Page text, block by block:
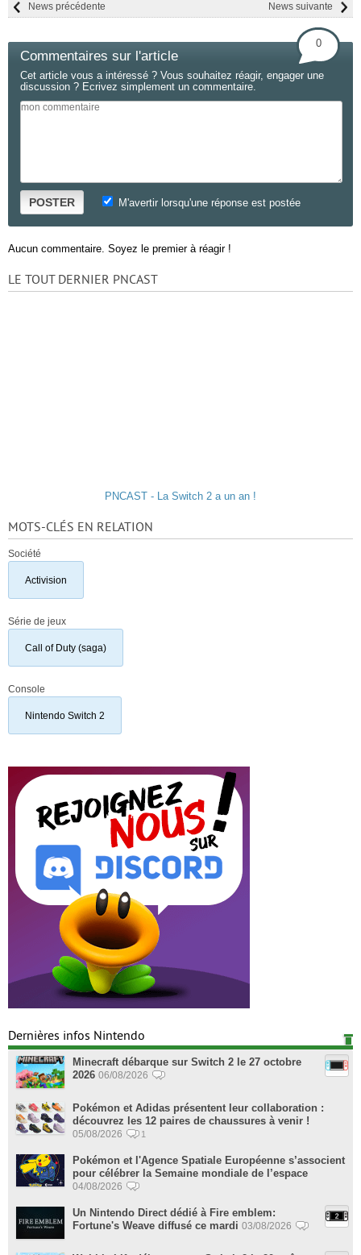
News suivante
News précédente
Commentaires sur l'article
0
Cet article vous a intéressé ? Vous souhaitez réagir, engager une
discussion ? Ecrivez simplement un commentaire.
POSTER M'avertir lorsqu'une réponse est postée
Aucun commentaire. Soyez le premier à réagir !
LE TOUT DERNIER PNCAST
PNCAST - La Switch 2 a un an !
MOTS-CLÉS EN RELATION
Société
Activision
Série de jeux
Call of Duty (saga)
Console
Nintendo Switch 2
Dernières infos Nintendo
Minecraft débarque sur Switch 2 le 27 octobre
2026 06/08/2026
Pokémon et Adidas présentent leur collaboration :
découvrez les 12 paires de chaussures à venir !
05/08/2026 1
Pokémon et l'Agence Spatiale Européenne s’associent
pour célébrer la Semaine mondiale de l’espace
04/08/2026
Un Nintendo Direct dédié à Fire emblem:
Fortune's Weave diffusé ce mardi 03/08/2026